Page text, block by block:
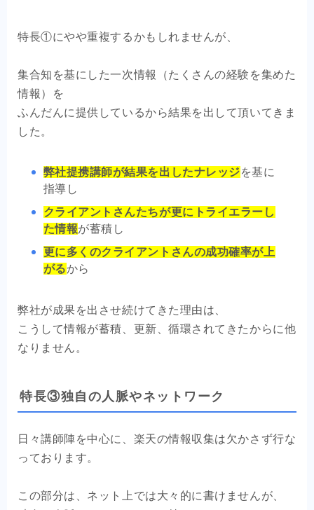
特長①にやや重複するかもしれませんが、
集合知を基にした一次情報（たくさんの経験を集めた
情報）を
ふんだんに提供しているから結果を出して頂いてきま
した。
弊社提携講師が結果を出したナレッジを基に
指導し
クライアントさんたちが更にトライエラーし
た情報が蓄積し
更に多くのクライアントさんの成功確率が上
がるから
弊社が成果を出させ続けてきた理由は、
こうして情報が蓄積、更新、循環されてきたからに他
なりません。
特長③独自の人脈やネットワーク
日々講師陣を中心に、楽天の情報収集は欠かさず行な
っております。
この部分は、ネット上では大々的に書けませんが、